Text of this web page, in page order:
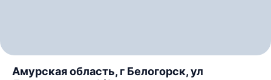
Амурская область, г Белогорск, ул